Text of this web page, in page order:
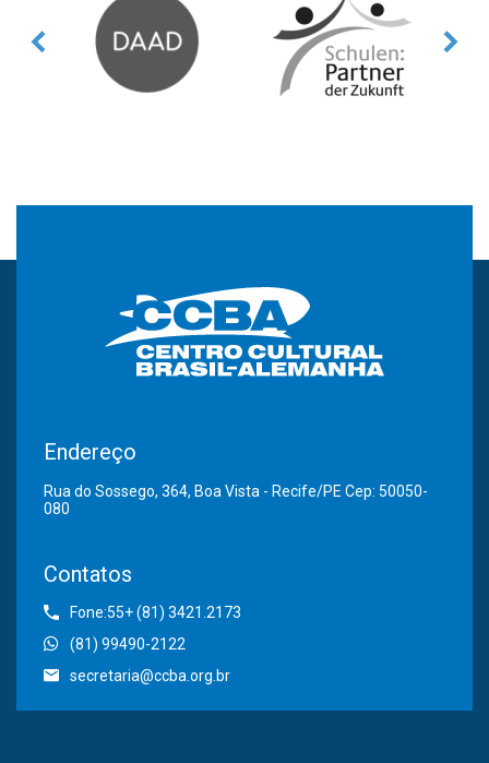
Endereço
Rua do Sossego, 364, Boa Vista - Recife/PE Cep: 50050-
080
Contatos
Fone:55+ (81) 3421.2173
(81) 99490-2122
secretaria@ccba.org.br